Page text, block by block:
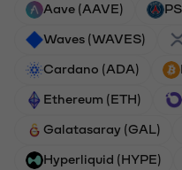
Aave (AAVE)
Waves (WAVES)
Cardano (ADA)
Ethereum (ETH)
Galatasaray (GAL)
Hyperliquid (HYPE)